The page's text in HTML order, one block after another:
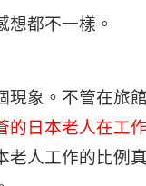
想都不一樣。
現象。不管在旅
的日本老人在工作
老人工作的比例